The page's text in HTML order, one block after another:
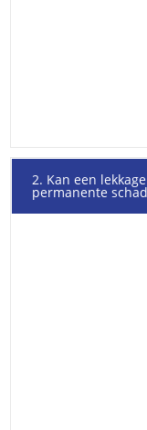
2. Kan een
permanente